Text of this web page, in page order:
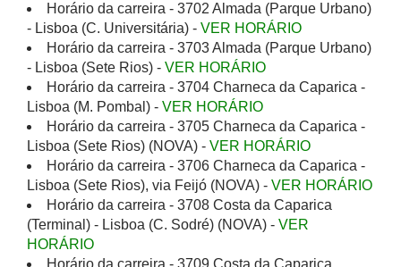
Horário da carreira - 3702 Almada (Parque Urbano)
- Lisboa (C. Universitária) - VER HORÁRIO
Horário da carreira - 3703 Almada (Parque Urbano)
- Lisboa (Sete Rios) - VER HORÁRIO
Horário da carreira - 3704 Charneca da Caparica -
Lisboa (M. Pombal) - VER HORÁRIO
Horário da carreira - 3705 Charneca da Caparica -
Lisboa (Sete Rios) (NOVA) - VER HORÁRIO
Horário da carreira - 3706 Charneca da Caparica -
Lisboa (Sete Rios), via Feijó (NOVA) - VER HORÁRIO
Horário da carreira - 3708 Costa da Caparica
(Terminal) - Lisboa (C. Sodré) (NOVA) - VER
HORÁRIO
Horário da carreira - 3709 Costa da Caparica